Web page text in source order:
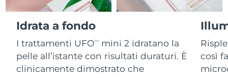
Idrata a fondo
I trattamenti UFOTM
mini 2 idratano la
pelle all’istante con risultati duraturi. È
clinicamente dimostrato che
così
For healthy hair
18% PAP
Israele Consegna stimata12.08.2026
Giappone Consegna stimata11.08.2026